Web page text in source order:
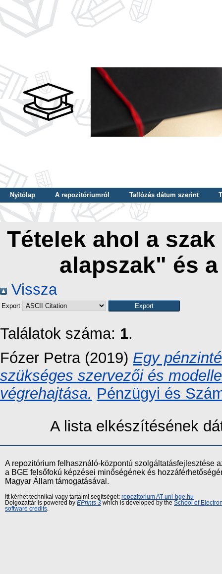
Nyitólap A repozitóriumról Tallózás dátum szerint
Tallózás szerző szerint
Tallózás nyelv szerint
Tételek ahol a
alapszak" és
Vissza
Export
Találatok száma: 1.
Fózer Petra (2019) Egy
szükséges szervezői és
végrehajtása. Pénzügyi és
A lista elkészítésének
A repozitórium felhasználó-központú szolgáltatásfejlesztése
a BGE felsőfokú képzései minőségének és
Magyar Állam támogatásával.
Itt kérhet technikai vagy tartalmi segítséget: repozitorium AT uni-bge.hu
Dolgozattár is powered by EPrints 3 which is developed by the School of
software credits